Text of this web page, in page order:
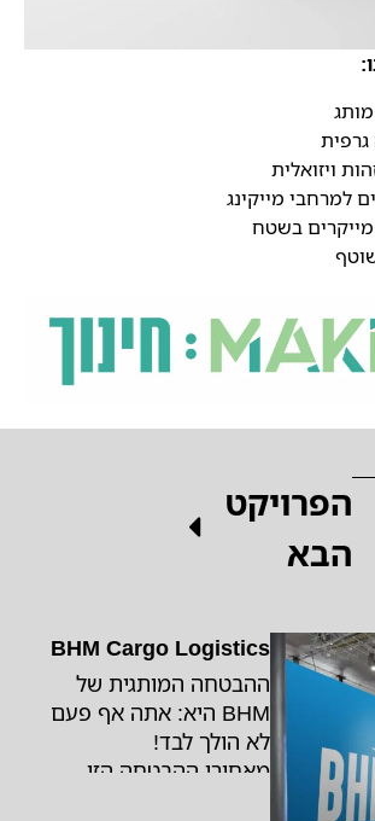
:
ויזואלית
למרחבי מייקינג
מייקרים בשטח
הפרויקט
הבא
BHM Cargo Logistics
ההבטחה המותגית של
BHM היא: אתה אף פעם
לא הולך לבד!
מאחורי ההבטחה הזו